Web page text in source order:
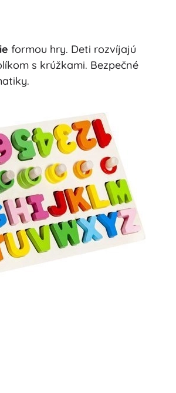
formou hry. Deti rozvíjajú
s krúžkami. Bezpečné